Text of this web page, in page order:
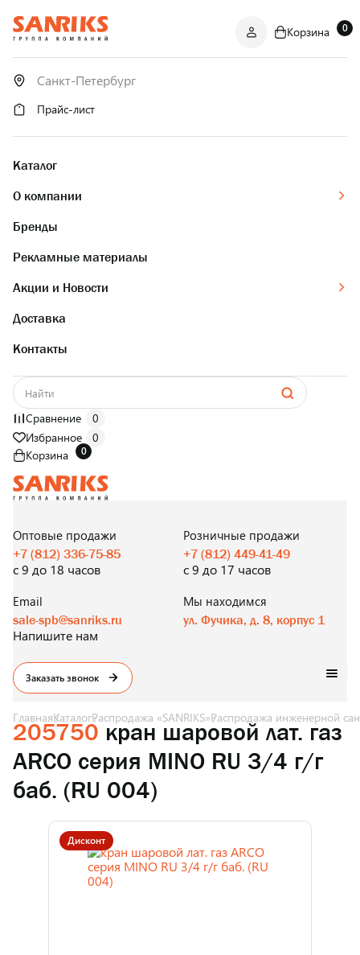
ОПТОМ
И В РОЗНИЦУ
Корзина 0
Прайс-лист
Каталог
О компании
Бренды
Рекламные материалы
Акции и Новости
Доставка
Контакты
Сравнение
0
Избранное
0
Корзина
0
И В РОЗНИЦУ
Оптовые продажи
+7 (812) 336-75-85
с 9 до 18 часов
Розничные продажи
+7 (812) 449-41-49
с 9 до 17 часов
Email
sale-spb@sanriks.ru
Напишите нам
Мы находимся
ул. Фучика, д. 8, корпус 1
Заказать звонок
ГлавнаяКаталогРаспродажа «SANRIKS»Распродажа инженерной
205750 кран шаровой лат. газ
ARCO серия MINO RU 3/4 г/г
баб. (RU 004)
Дисконт